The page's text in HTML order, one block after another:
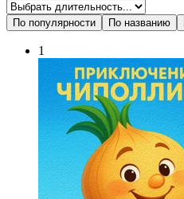
По популярности По названию
1